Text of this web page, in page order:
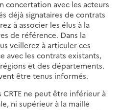
concertation avec les acteurs
déjà signataires de contrats
à associer les élus à la
de référence. Dans la
veillerez à articuler ces
avec les contrats existants,
et des départements.
être tenus informés.
ne peut être inférieur à
ni supérieur à la maille